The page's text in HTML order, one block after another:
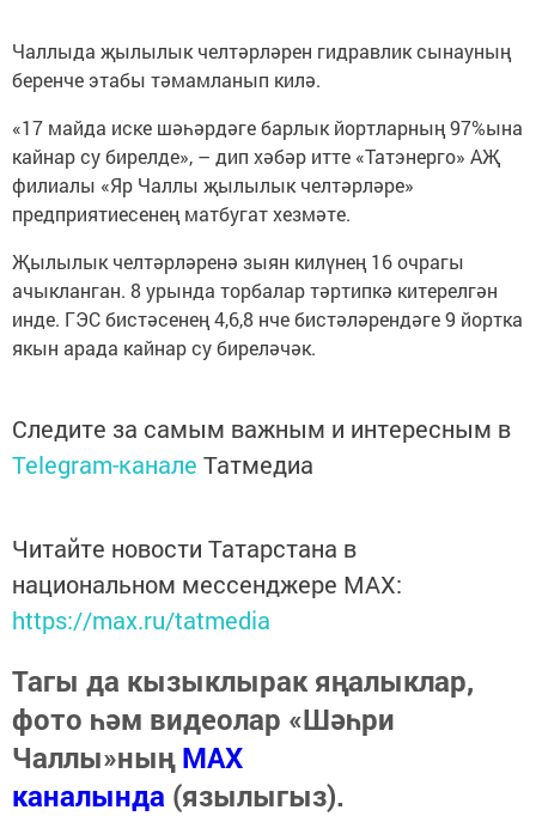
Чаллыда җылылык челтәрләрен гидравлик сынауның
беренче этабы тәмамланып килә.
«17 майда иске шәһәрдәге барлык йортларның 97%ына
кайнар су бирелде», – дип хәбәр итте «Татэнерго» АҖ
филиалы «Яр Чаллы җылылык челтәрләре»
предприятиесенең матбугат хезмәте.
Җылылык челтәрләренә зыян килүнең 16 очрагы
ачыкланган. 8 урында торбалар тәртипкә китерелгән
инде. ГЭС бистәсенең 4,6,8 нче бистәләрендәге 9 йортка
якын арада кайнар су биреләчәк.
Следите за самым важным и интересным в
Telegram-канале Татмедиа
Читайте новости Татарстана в
национальном мессенджере MАХ:
https://max.ru/tatmedia
Тагы да кызыклырак яңалыклар,
фото һәм видеолар «Шәһри
Чаллы»ныңMAX
каналында (язылыгыз).